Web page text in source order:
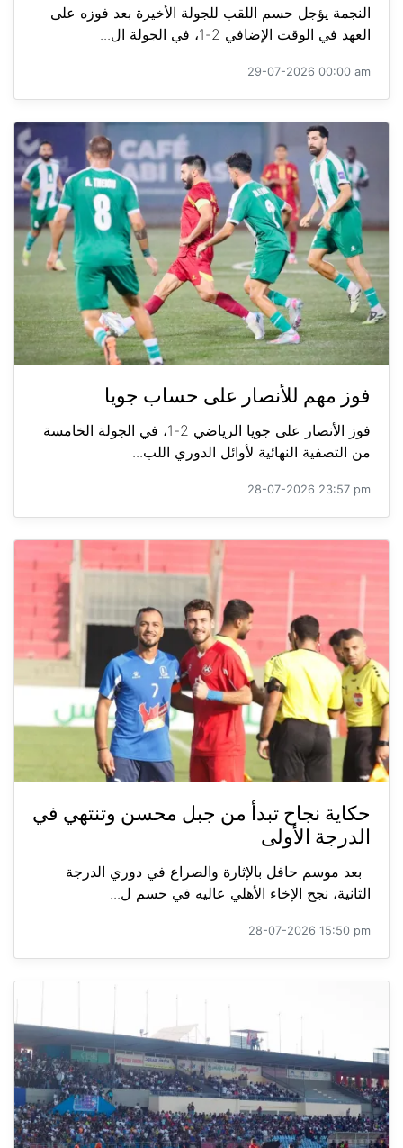
النجمة يؤجل حسم اللقب للجولة الأخيرة بعد فوزه على
العهد في الوقت الإضافي 2-1، في الجولة ال...
29-07-2026 00:00 am
فوز مهم للأنصار على حساب جويا
فوز الأنصار على جويا الرياضي 2-1، في الجولة الخامسة
من التصفية النهائية لأوائل الدوري اللب...
28-07-2026 23:57 pm
حكاية نجاح تبدأ من جبل محسن وتنتهي في
الدرجة الأولى
بعد موسم حافل بالإثارة والصراع في دوري الدرجة
الثانية، نجح الإخاء الأهلي عاليه في حسم ل...
28-07-2026 15:50 pm